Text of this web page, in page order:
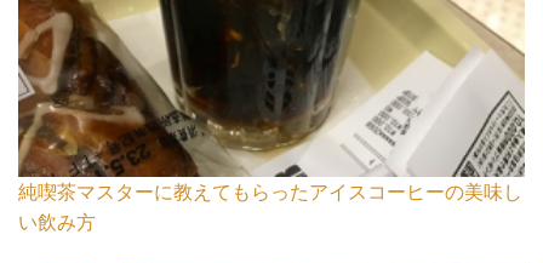
純喫茶マスターに教えてもらったアイスコーヒーの美味し
い飲み方